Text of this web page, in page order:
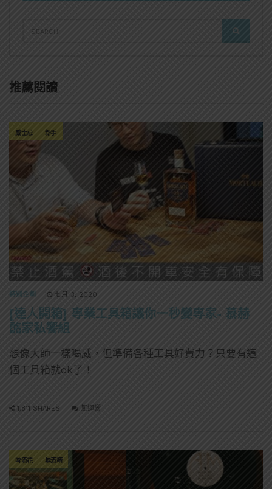
FOR:
推薦閱讀
威士忌 新手
特別企劃 七月 3, 2020
[達人開箱] 專業工具箱讓你一秒變專家- 慕赫
酩家私饗組
想像大師一樣喝威，但準備各種工具好費力？只要有這
個工具箱就ok了！
1,811 SHARES 無迴響
啤酒花 無酒精